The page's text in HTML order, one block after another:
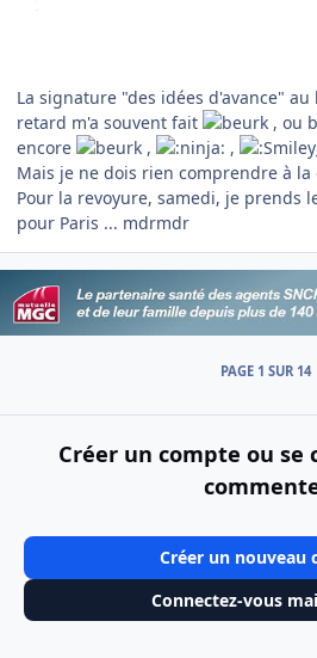
La signature "des idées d'avance"
retard m'a souvent fait
, ou
encore
, ,
Mais je ne dois rien comprendre à la
Pour la revoyure, samedi, je prends
pour Paris ... mdrmdr
PAGE 1 SUR 14
Créer un compte ou se
Créer un nouveau
Connectez-vous